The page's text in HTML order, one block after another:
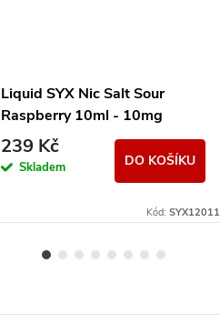
Liquid SYX Nic Salt Sour
Raspberry 10ml - 10mg
239 Kč
Skladem DO KOŠÍKU
Kód: SYX12011